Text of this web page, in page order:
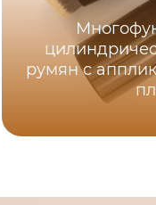
румян с